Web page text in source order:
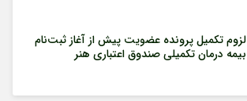
لزوم تکمیل پرونده عضویت پیش از آغاز ثبت‌نام
بیمه درمان تکمیلی صندوق اعتباری هنر